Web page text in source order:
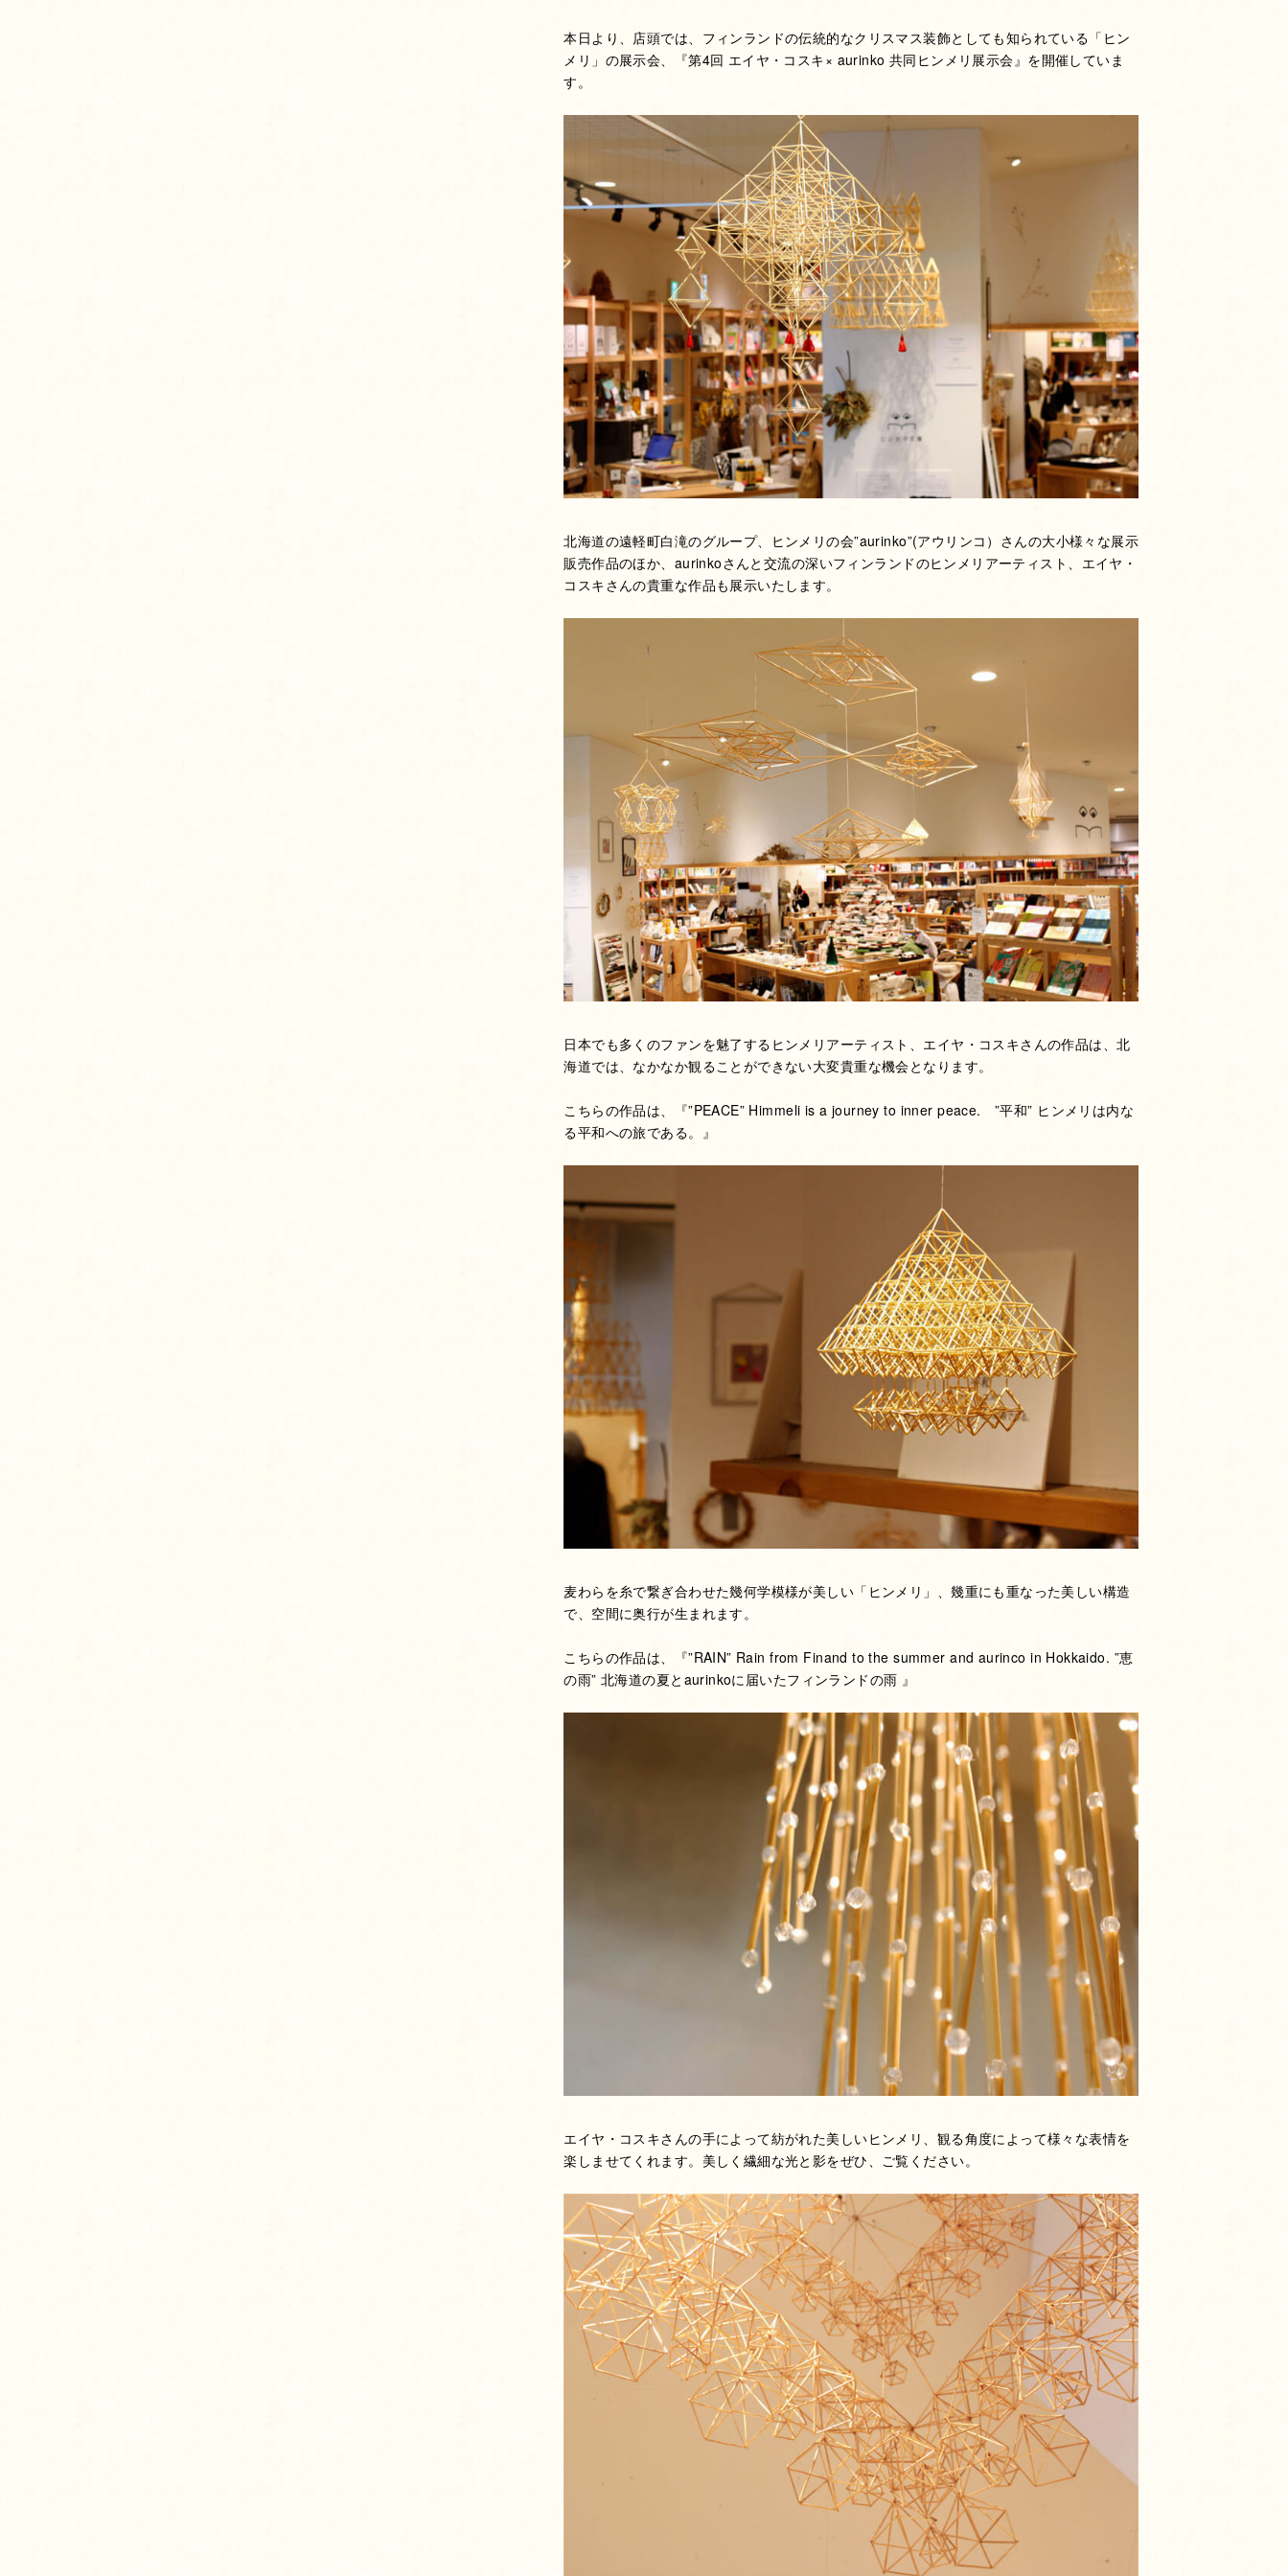
本日より、店頭では、フィンランドの伝統的なクリスマス装飾としても知られている「ヒン
メリ」の展示会、『第4回 エイヤ・コスキ× aurinko 共同ヒンメリ展示会』を開催していま
す。
北海道の遠軽町白滝のグループ、ヒンメリの会”aurinko”(アウリンコ）さんの大小様々な展示
販売作品のほか、aurinkoさんと交流の深いフィンランドのヒンメリアーティスト、エイヤ・
コスキさんの貴重な作品も展示いたします。
日本でも多くのファンを魅了するヒンメリアーティスト、エイヤ・コスキさんの作品は、北
海道では、なかなか観ることができない大変貴重な機会となります。
こちらの作品は、『”PEACE” Himmeli is a journey to inner peace. ”平和” ヒンメリは内な
る平和への旅である。』
麦わらを糸で繋ぎ合わせた幾何学模様が美しい「ヒンメリ」、幾重にも重なった美しい構造
で、空間に奥行が生まれます。
こちらの作品は、『”RAIN” Rain from Finand to the summer and aurinco in Hokkaido. ”恵
の雨” 北海道の夏とaurinkoに届いたフィンランドの雨 』
エイヤ・コスキさんの手によって紡がれた美しいヒンメリ、観る角度によって様々な表情を
楽しませてくれます。美しく繊細な光と影をぜひ、ご覧ください。